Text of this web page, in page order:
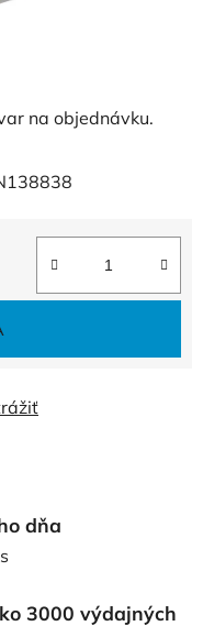
na objednávku.
dňa
3000 výdajných